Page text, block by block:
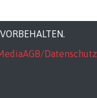
AGB/Datenschutz